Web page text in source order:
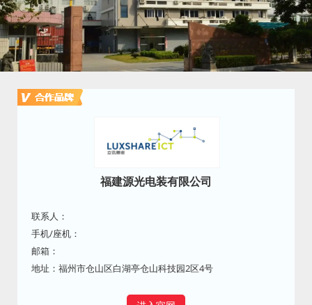
福建源光电装有限公司
联系人：
手机/座机：
邮箱：
地址：福州市仓山区白湖亭仓山科技园2区4号